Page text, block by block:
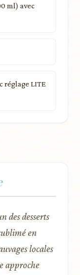
ml) avec
réglage LITE
des desserts
en
locales
approche